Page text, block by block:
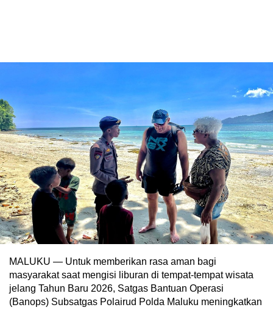
MALUKU — Untuk memberikan rasa aman bagi
masyarakat saat mengisi liburan di tempat-tempat wisata
jelang Tahun Baru 2026, Satgas Bantuan Operasi
(Banops) Subsatgas Polairud Polda Maluku meningkatkan